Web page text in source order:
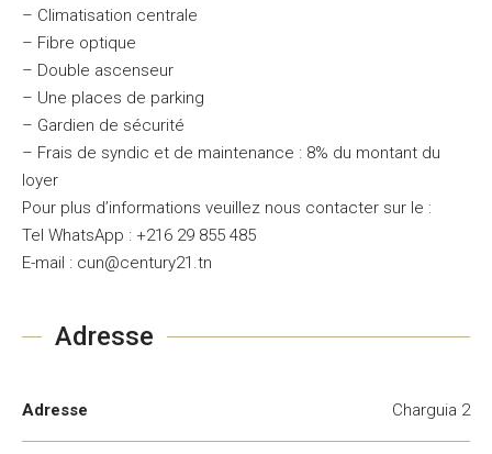
– Climatisation centrale
– Fibre optique
– Double ascenseur
– Une places de parking
– Gardien de sécurité
– Frais de syndic et de maintenance : 8% du montant du
loyer
Pour plus d’informations veuillez nous contacter sur le :
Tel WhatsApp : +216 29 855 485
E-mail : cun@century21.tn
Adresse
Adresse Charguia 2